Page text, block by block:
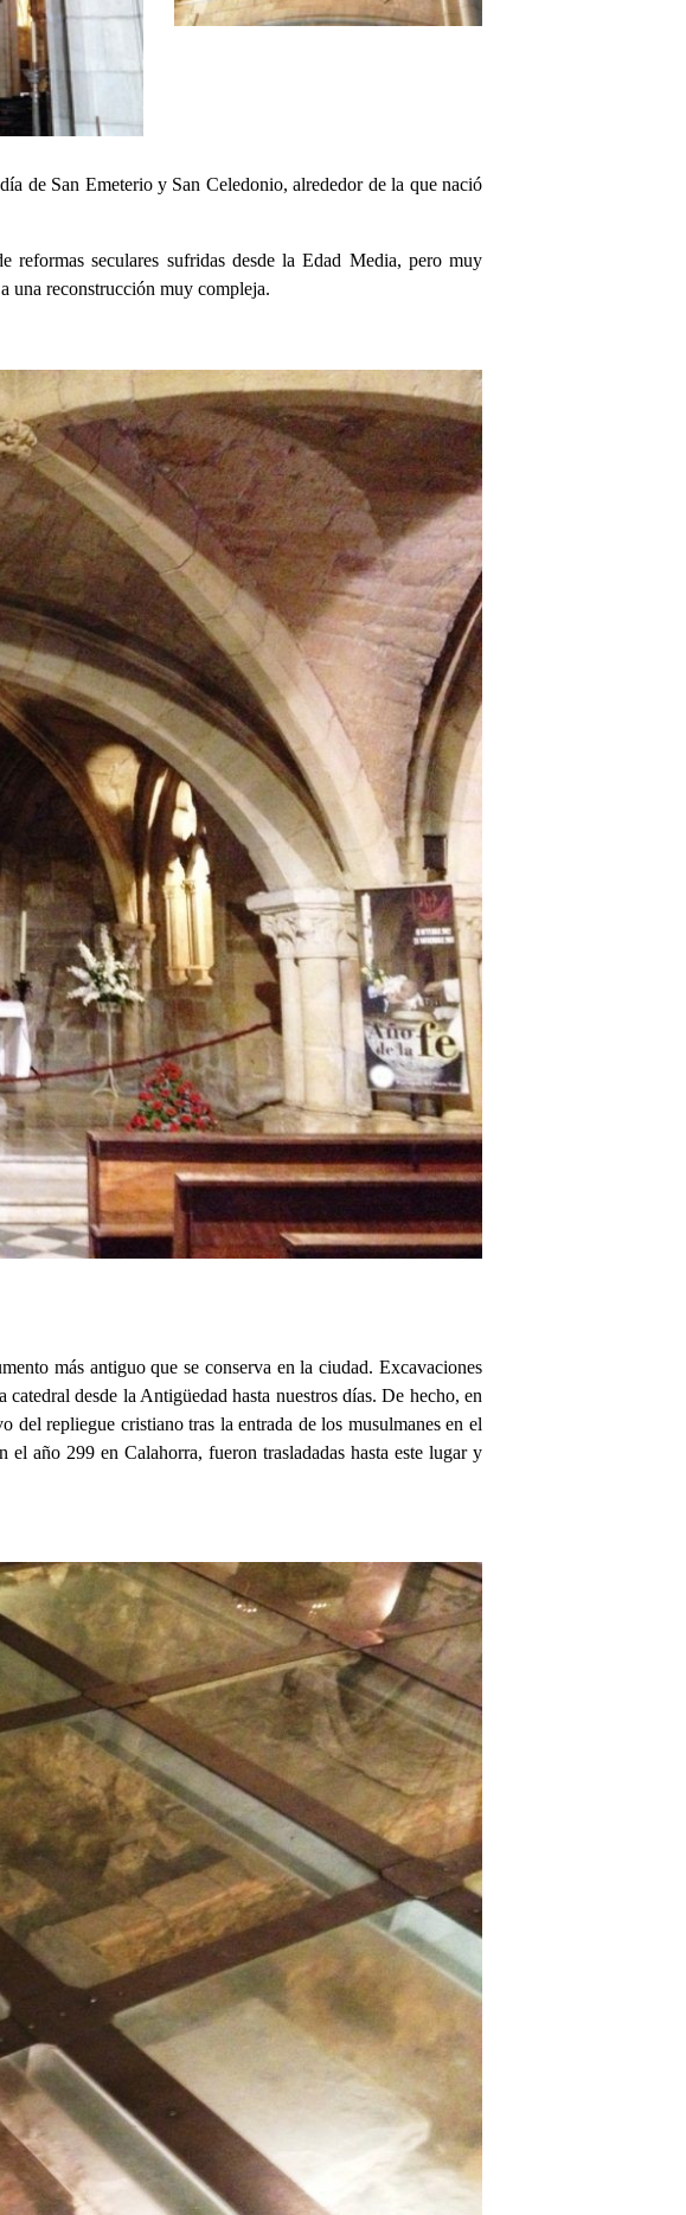
de San Emeterio y San Celedonio, alrededor de la que nació
seculares sufridas desde la Edad Media, pero muy
una reconstrucción muy compleja.
más antiguo que se conserva en la ciudad. Excavaciones
desde la Antigüedad hasta nuestros días. De hecho, en
repliegue cristiano tras la entrada de los musulmanes en el
año 299 en Calahorra, fueron trasladadas hasta este lugar y